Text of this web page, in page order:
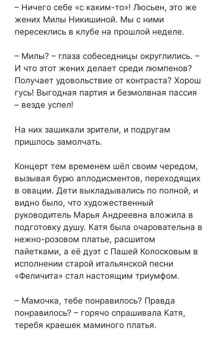
– Ничего себе «с каким-то»! Люсьен, это же
жених Милы Никишиной. Мы с ними
пересеклись в клубе на прошлой неделе.
– Милы? – глаза собеседницы округлились. –
И что этот жених делает среди люмпенов?
Получает удовольствие от контраста? Хорош
гусь! Выгодная партия и безмолвная пассия
– везде успел!
На них зашикали зрители, и подругам
пришлось замолчать.
Концерт тем временем шёл своим чередом,
вызывая бурю аплодисментов, переходящих
в овации. Дети выкладывались по полной, и
видно было, что художественный
руководитель Марья Андреевна вложила в
подготовку душу. Катя была очаровательна в
нежно-розовом платье, расшитом
пайетками, а её дуэт с Пашей Колосковым в
исполнении старой итальянской песни
«Феличита» стал настоящим триумфом.
– Мамочка, тебе понравилось? Правда
понравилось? – горячо спрашивала Катя,
теребя краешек маминого платья.